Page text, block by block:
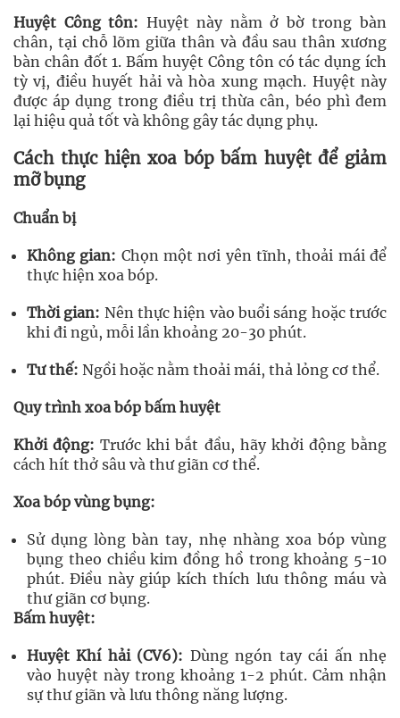
Huyệt Công tôn: Huyệt này nằm ở bờ trong bàn
chân, tại chỗ lõm giữa thân và đầu sau thân xương
bàn chân đốt 1. Bấm huyệt Công tôn có tác dụng ích
tỳ vị, điều huyết hải và hòa xung mạch. Huyệt này
được áp dụng trong điều trị thừa cân, béo phì đem
lại hiệu quả tốt và không gây tác dụng phụ.
Cách thực hiện xoa bóp bấm huyệt để giảm
mỡ bụng
Chuẩn bị
Không gian: Chọn một nơi yên tĩnh, thoải mái để
thực hiện xoa bóp.
Thời gian: Nên thực hiện vào buổi sáng hoặc trước
khi đi ngủ, mỗi lần khoảng 20-30 phút.
Tư thế: Ngồi hoặc nằm thoải mái, thả lỏng cơ thể.
Quy trình xoa bóp bấm huyệt
Khởi động: Trước khi bắt đầu, hãy khởi động bằng
cách hít thở sâu và thư giãn cơ thể.
Xoa bóp vùng bụng:
Sử dụng lòng bàn tay, nhẹ nhàng xoa bóp vùng
bụng theo chiều kim đồng hồ trong khoảng 5-10
phút. Điều này giúp kích thích lưu thông máu và
thư giãn cơ bụng.
Bấm huyệt:
Huyệt Khí hải (CV6): Dùng ngón tay cái ấn nhẹ
vào huyệt này trong khoảng 1-2 phút. Cảm nhận
sự thư giãn và lưu thông năng lượng.